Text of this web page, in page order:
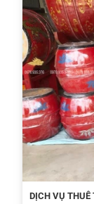
DỊCH VỤ THUÊ